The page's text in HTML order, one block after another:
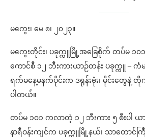
မကွေး၊ မေ ၈၊ ၂၀၂၃။
မကွေးတိုင်း၊ ပခုက္ကူမြို့အခြေစိုက် တပ်မ
ကောင်စီ ၁၂ ဘီးကားယာဉ်တန်း ပခုက္ကူ – ကံ
ရက်မနေ့မနက်ပိုင်းက ဒရုန်းဗုံး၊ မိုင်းတွေ
ပါတယ်။
တပ်မ ၁၀၁ ကလာတဲ့ ၁၂ ဘီးကား ၅ စီးပါ
နာရီဝန်းကျင်က ပခုက္ကူမြို့နယ်၊ သာတောင်ကြီ